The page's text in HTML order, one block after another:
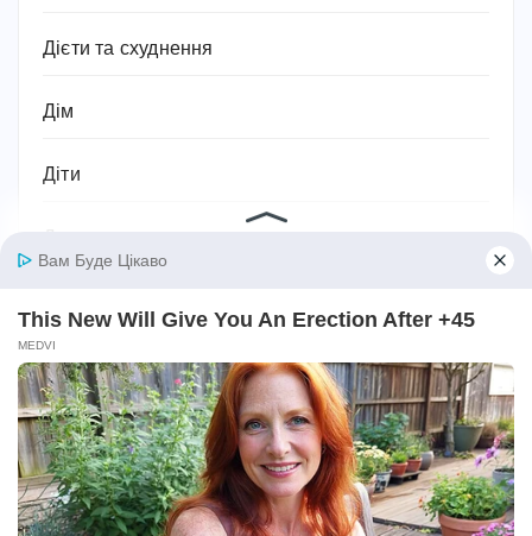
Дієти та схуднення
Дім
Діти
Домашній затишок
Закони України
Здоров'я